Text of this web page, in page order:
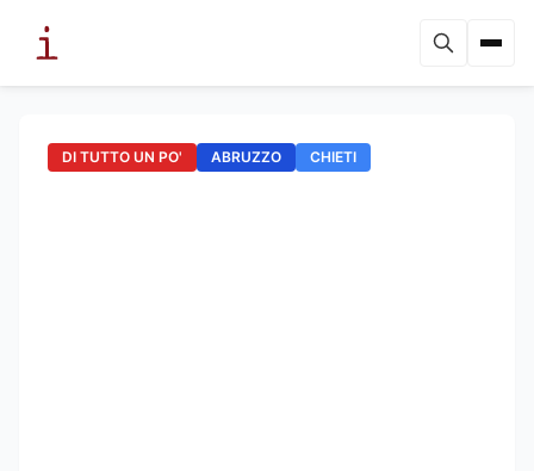
DI TUTTO UN PO' ABRUZZO CHIETI